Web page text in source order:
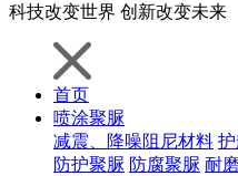
科技改变世界 创新改变未来
首页
喷涂聚脲
减震、降噪阻尼材料
防护聚脲 防腐聚脲 耐